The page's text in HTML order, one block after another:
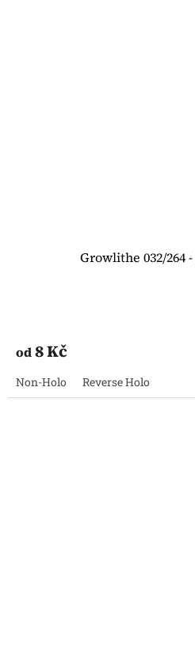
Growlithe 032/264
od8 Kč
Non-Holo Reverse Holo